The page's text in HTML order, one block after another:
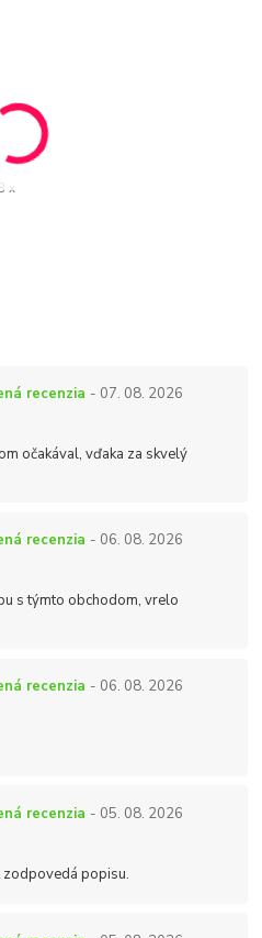
3 x
recenzia - 07. 08. 2026
očakával, vďaka za skvelý
recenzia - 06. 08. 2026
s týmto obchodom, vrelo
recenzia - 06. 08. 2026
recenzia - 05. 08. 2026
popisu.